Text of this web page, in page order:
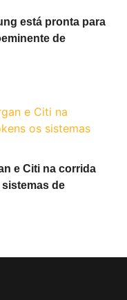
está pronta para
de
e Citi na corrida
de